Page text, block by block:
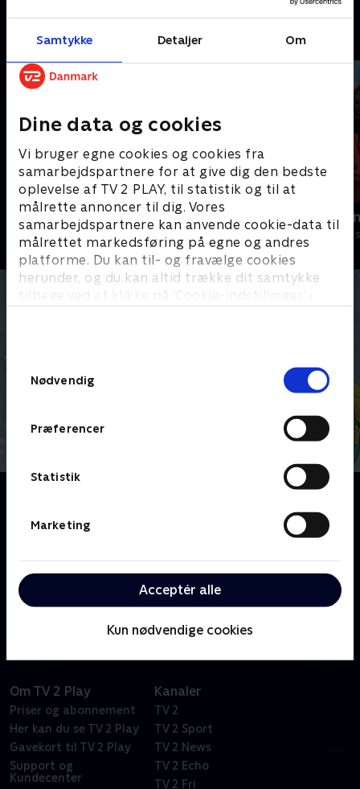
Samtykke Detaljer Om
Dine data og cookies
Vi bruger egne cookies og cookies fra
samarbejdspartnere for at give dig den bedste
oplevelse af TV 2 PLAY, til statistik og til at
målrette annoncer til dig. Vores
samarbejdspartnere kan anvende cookie-data til
målrettet markedsføring på egne og andres
platforme. Du kan til- og fravælge cookies
herunder, og du kan altid trække dit samtykke
tilbage ved at klikke på ’Cookie-indstillinger’ i
Nødvendig
Præferencer
Statistik
Marketing
Acceptér alle
Kun nødvendige cookies
Andre så også
Jungledyret Hugo
Børneserier • 1 sæsoner
Rasmus
Børneserier •
Der var engang en dansk eventyrforfatter, der kunne
de mest fantastiske historier. Eventyrerne var så
hjemland til den ganske verden. Eventyrforfatteren
hed H.C. Andersen, og nu kan du nyde hans bedste
historier genfortalt som tegnefilm.
Om TV 2 Play
Priser og abonnement
Her kan du se TV 2 Play
Gavekort til TV 2 Play
Support og
Kundecenter
Kanaler
TV 2
TV 2 Sport
TV 2 News
TV 2 Echo
TV 2 Fri